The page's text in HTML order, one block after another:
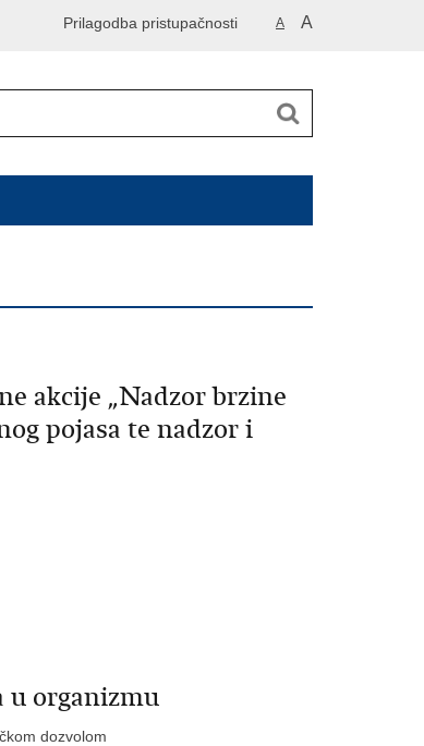
A A
Prilagodba pristupačnosti
akcije „Nadzor brzine
pojasa te nadzor i
u organizmu
dozvolom